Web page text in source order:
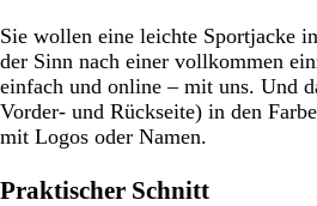
Sie wollen eine leichte Sportjacke
der Sinn nach einer vollkommen
einfach und online – mit uns. Und
Vorder- und Rückseite) in den
mit Logos oder Namen.
Praktischer Schnitt